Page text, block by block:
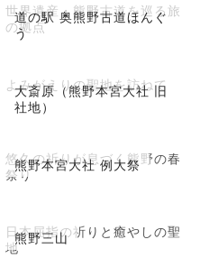
道の駅 奥熊野古道ほんぐ
う
世界遺産・熊野古道を巡る旅
の拠点
大斎原（熊野本宮大社 旧
社地）
よみがえりの聖地を訪ねて
熊野本宮大社 例大祭
悠久の祈りが息づく熊野の春
祭り
熊野三山
日本屈指の祈りと癒やしの聖
地